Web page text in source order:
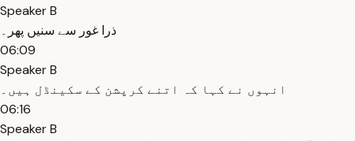
Speaker B
ذرا غور سے سنیں پھر۔
06:09
Speaker B
انہوں نے کہا کہ اتنے کرپشن کے سکینڈل ہیں۔
06:16
Speaker B